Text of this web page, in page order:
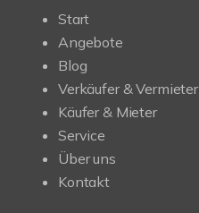
Start
Angebote
Blog
Verkäufer & Vermieter
Käufer & Mieter
Service
Über uns
Kontakt